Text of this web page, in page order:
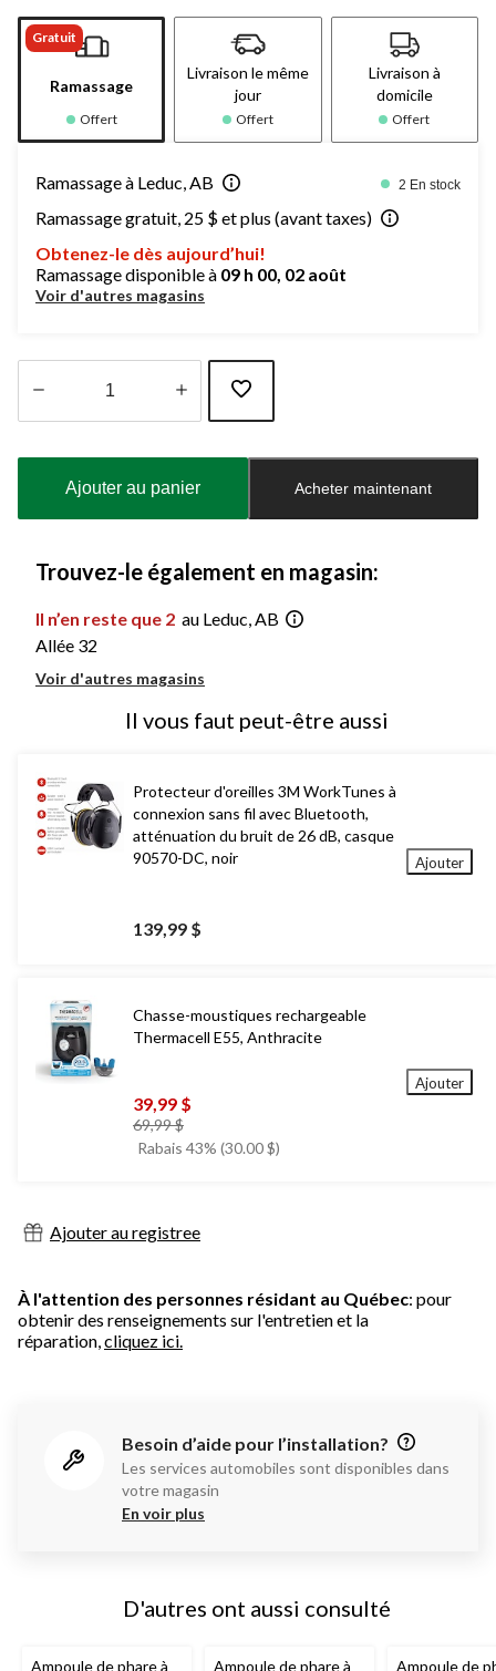
Gratuit
Ramassage
Offert
Livraison le même
jour
Offert
Livraison à
domicile
Offert
Ramassage à Leduc, AB 2 En stock
Ramassage gratuit, 25 $ et plus (avant taxes)
Obtenez-le dès aujourd’hui!
Ramassage disponible à 09 h 00, 02 août
Voir d'autres magasins
à
Ajouter au panier Acheter maintenant
Trouvez-le également en magasin:
Il n’en reste que 2 au Leduc, AB
Allée 32
Voir d'autres magasins
Il vous faut peut-être aussi
Protecteur d'oreilles 3M WorkTunes à
connexion sans fil avec Bluetooth,
atténuation du bruit de 26 dB, casque
90570-DC, noir
139,99 $
Ajouter
Chasse-moustiques rechargeable
Thermacell E55, Anthracite
39,99 $
69,99 $prix
était
Rabais 43% (30.00 $)
Ajouter
Ajouter au registree
À l'attention des personnes résidant au Québec: pour
obtenir des renseignements sur l'entretien et la
réparation,cliquez ici.
Besoin d’aide pour l’installation?
Les services automobiles sont disponibles dans
votre magasin
En voir plus
D'autres ont aussi consulté
Ampoule de phare à Ampoule de phare à Ampoule de